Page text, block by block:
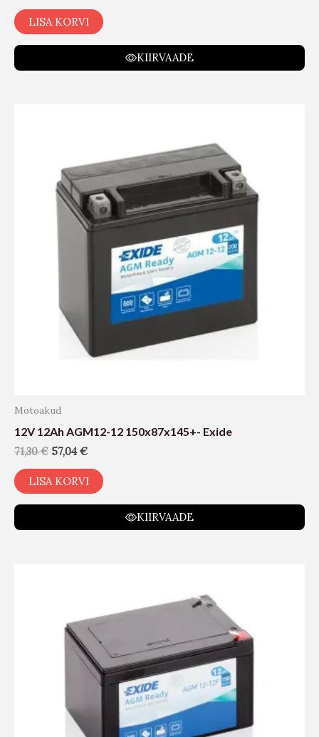
LISA KORVI
KIIRVAADE
Motoakud
12V 12Ah AGM12-12 150x87x145+- Exide
71,30€ 57,04€
LISA KORVI
KIIRVAADE